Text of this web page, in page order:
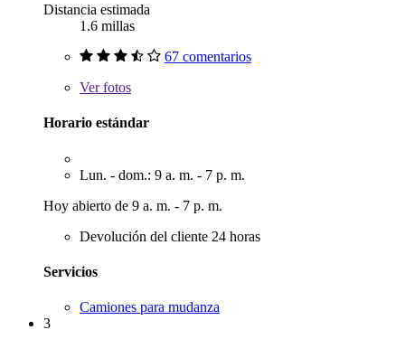
Distancia estimada
1.6 millas
67 comentarios
Verfotos
Horario estándar
Lun. - dom.: 9 a. m. - 7 p. m.
Hoy abierto de 9 a. m. - 7 p. m.
Devolución del cliente 24 horas
Servicios
Camiones para mudanza
3